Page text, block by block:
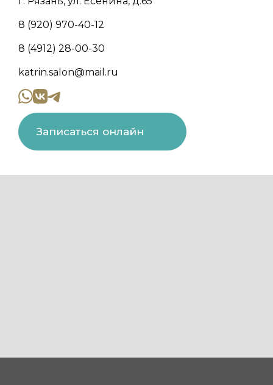
8 (920) 970-40-12
8 (4912) 28-00-30
katrin.salon@mail.ru
Записаться онлайн